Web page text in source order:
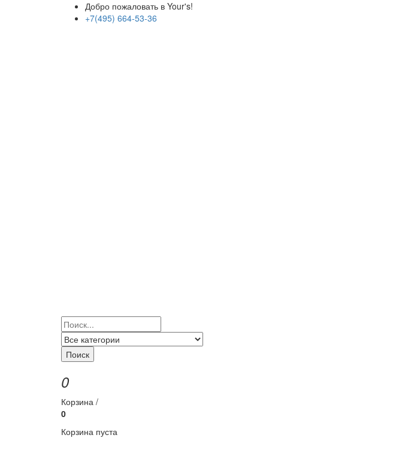
Добро пожаловать в Your's!
+7(495) 664-53-36
Поиск
0
Корзина /
0
Корзина пуста